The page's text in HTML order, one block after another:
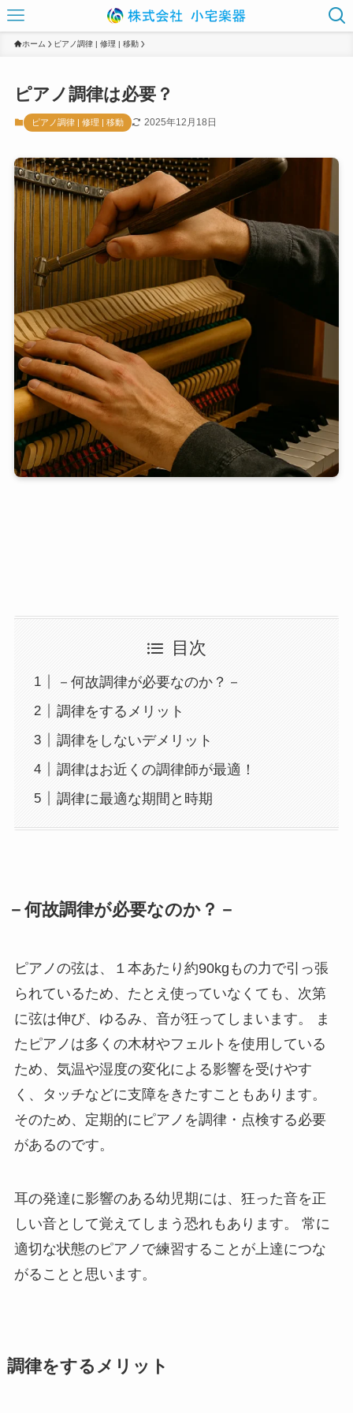
ホーム ピアノ調律 | 修理 | 移動
ピアノ調律は必要？
ピアノ調律 | 修理 | 移動 2025年12月18日
目次
－何故調律が必要なのか？－
調律をするメリット
調律をしないデメリット
調律はお近くの調律師が最適！
調律に最適な期間と時期
－何故調律が必要なのか？－
ピアノの弦は、１本あたり約90kgもの力で引っ張
られているため、たとえ使っていなくても、次第
に弦は伸び、ゆるみ、音が狂ってしまいます。 ま
たピアノは多くの木材やフェルトを使用している
ため、気温や湿度の変化による影響を受けやす
く、タッチなどに支障をきたすこともあります。
そのため、定期的にピアノを調律・点検する必要
があるのです。
耳の発達に影響のある幼児期には、狂った音を正
しい音として覚えてしまう恐れもあります。 常に
適切な状態のピアノで練習することが上達につな
がることと思います。
調律をするメリット